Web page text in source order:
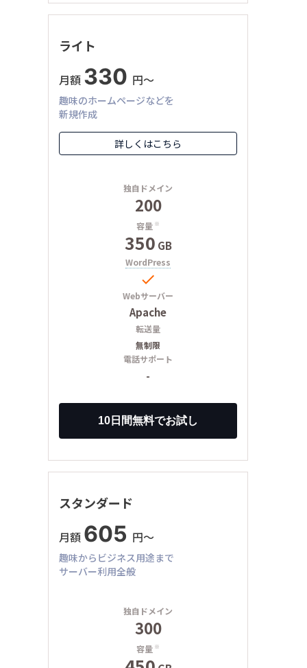
ライト
月額 330 円〜
趣味のホームページなどを
新規作成
詳しくはこちら
独自ドメイン
200
容量 ※
350 GB
WordPress

Webサーバー
Apache
転送量
無制限
電話サポート
-
スタンダード
月額 605 円〜
趣味からビジネス用途まで
サーバー利用全般
独自ドメイン
300
容量 ※